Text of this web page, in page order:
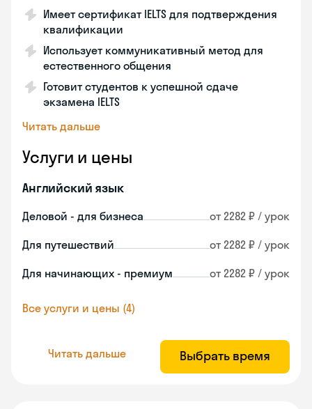
Имеет сертификат IELTS для подтверждения
квалификации
Использует коммуникативный метод для
естественного общения
Готовит студентов к успешной сдаче
экзамена IELTS
Читать дальше
Услуги и цены
Английский язык
Деловой - для бизнеса от 2282 ₽ / урок
Для путешествий от 2282 ₽ / урок
Для начинающих - премиум от 2282 ₽ / урок
Все услуги и цены (4)
Читать дальше Выбрать время